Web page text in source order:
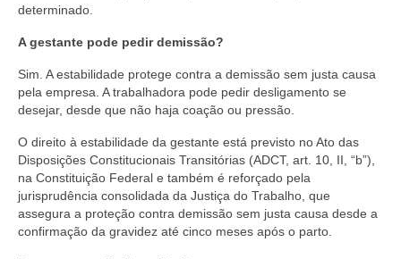
determinado.
A gestante pode pedir demissão?
Sim. A estabilidade protege contra a demissão sem justa causa
pela empresa. A trabalhadora pode pedir desligamento se
desejar, desde que não haja coação ou pressão.
O direito à estabilidade da gestante está previsto no Ato das
Disposições Constitucionais Transitórias (ADCT, art. 10, II, “b”),
na Constituição Federal e também é reforçado pela
jurisprudência consolidada da Justiça do Trabalho, que
assegura a proteção contra demissão sem justa causa desde a
confirmação da gravidez até cinco meses após o parto.